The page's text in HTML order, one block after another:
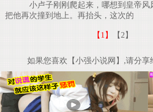
小卢子刚刚爬起来，哪想到皇帝风
把他再次撞到地上。再抬头，这次的
【1】 【2】
如果您喜欢【小强小说网】,请分享